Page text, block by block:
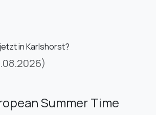
in Karlshorst?
Summer Time